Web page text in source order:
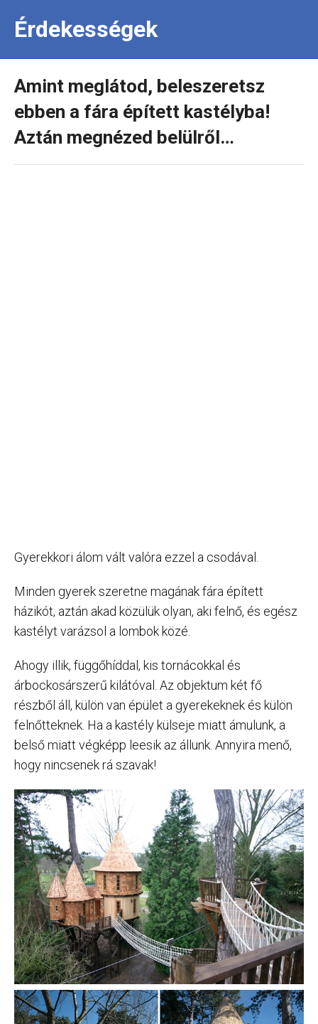
Érdekességek
Amint meglátod, beleszeretsz
ebben a fára épített kastélyba!
Aztán megnézed belülről…
Gyerekkori álom vált valóra ezzel a csodával.
Minden gyerek szeretne magának fára épített
házikót, aztán akad közülük olyan, aki felnő, és egész
kastélyt varázsol a lombok közé.
Ahogy illik, függőhíddal, kis tornácokkal és
árbockosárszerű kilátóval. Az objektum két fő
részből áll, külön van épület a gyerekeknek és külön
felnőtteknek. Ha a kastély külseje miatt ámulunk, a
belső miatt végképp leesik az állunk. Annyira menő,
hogy nincsenek rá szavak!